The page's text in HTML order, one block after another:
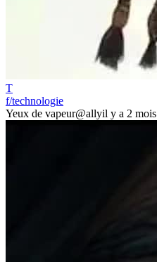
T
f/technologie
Yeux de vapeur@allyil y a 2 mois